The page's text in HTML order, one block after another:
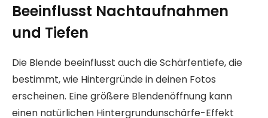
Beeinflusst Nachtaufnahmen
und Tiefen
Die Blende beeinflusst auch die Schärfentiefe, die
bestimmt, wie Hintergründe in deinen Fotos
erscheinen. Eine größere Blendenöffnung kann
einen natürlichen Hintergrundunschärfe-Effekt